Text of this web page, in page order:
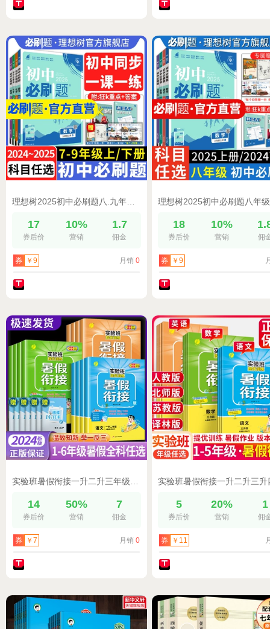
17
券后价
10%
营销
1.7
佣金
券 ￥9 月销 0
18
券后价
10%
营销 佣
券 ￥9
14
券后价
50%
营销
7
佣金
券 ￥7 月销 0
5
券后价
20%
营销
1
佣
券 ￥11